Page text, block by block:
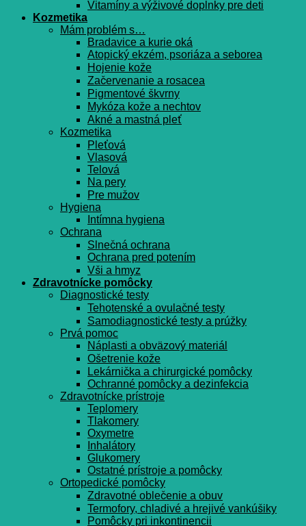
Vitamíny a výživové doplnky pre deti
Kozmetika
Mám problém s…
Bradavice a kurie oká
Atopický ekzém, psoriáza a seborea
Hojenie kože
Začervenanie a rosacea
Pigmentové škvrny
Mykóza kože a nechtov
Akné a mastná pleť
Kozmetika
Pleťová
Vlasová
Telová
Na pery
Pre mužov
Hygiena
Intímna hygiena
Ochrana
Slnečná ochrana
Ochrana pred potením
Vši a hmyz
Zdravotnícke pomôcky
Diagnostické testy
Tehotenské a ovulačné testy
Samodiagnostické testy a prúžky
Prvá pomoc
Náplasti a obväzový materiál
Ošetrenie kože
Lekárnička a chirurgické pomôcky
Ochranné pomôcky a dezinfekcia
Zdravotnícke prístroje
Teplomery
Tlakomery
Oxymetre
Inhalátory
Glukomery
Ostatné prístroje a pomôcky
Ortopedické pomôcky
Zdravotné oblečenie a obuv
Termofory, chladivé a hrejivé vankúšiky
Pomôcky pri inkontinencii